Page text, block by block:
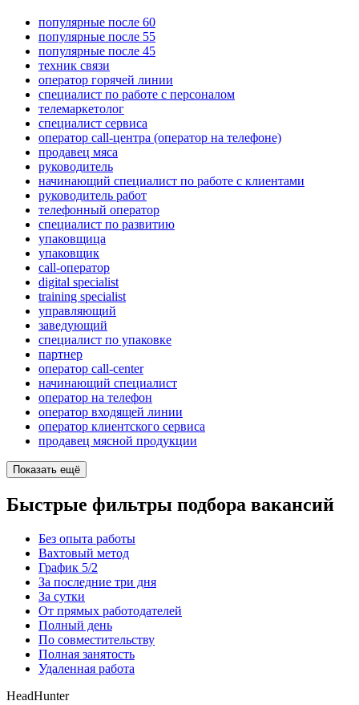
популярные после 60
популярные после 55
популярные после 45
техник связи
оператор горячей линии
специалист по работе с персоналом
телемаркетолог
специалист сервиса
оператор call-центра (оператор на телефоне)
продавец мяса
руководитель
начинающий специалист по работе с клиентами
руководитель работ
телефонный оператор
специалист по развитию
упаковщица
упаковщик
call-оператор
digital specialist
training specialist
управляющий
заведующий
специалист по упаковке
партнер
оператор call-center
начинающий специалист
опeрaтoр нa тeлeфoн
оператор входящей линии
оператор клиентского сервиса
продавец мясной продукции
Показать ещё
Быстрые фильтры подбора вакансий
Без опыта работы
Вахтовый метод
График 5/2
За последние три дня
За сутки
От прямых работодателей
Полный день
По совместительству
Полная занятость
Удаленная работа
HeadHunter